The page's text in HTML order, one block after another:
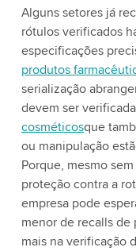
Alguns setores já
rótulos verificados
especificações
produtos
serialização
devem ser
cosméticosque
ou manipulação
Porque, mesmo
proteção contra a
empresa pode
menor de recalls de
mais na verificação